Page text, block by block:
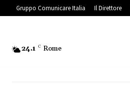
Gruppo Comunicare Italia Il Direttore
24.1 C Rome